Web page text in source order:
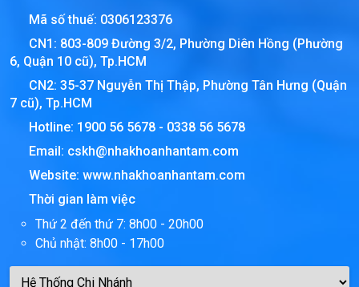
Mã số thuế: 0306123376
CN1: 803-809 Đường 3/2, Phường Diên Hồng (Phường
6, Quận 10 cũ), Tp.HCM
CN2: 35-37 Nguyễn Thị Thập, Phường Tân Hưng (Quận
7 cũ), Tp.HCM
Hotline: 1900 56 5678 - 0338 56 5678
Email: cskh@nhakhoanhantam.com
Website: www.nhakhoanhantam.com
Thời gian làm việc
Thứ 2 đến thứ 7: 8h00 - 20h00
Chủ nhật: 8h00 - 17h00